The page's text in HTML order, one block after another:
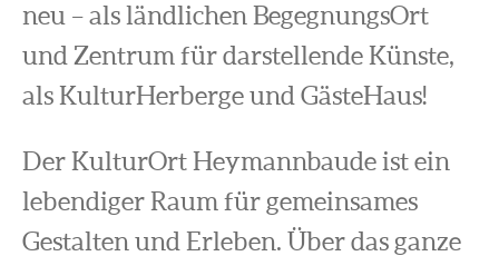
neu – als ländlichen BegegnungsOrt
und Zentrum für darstellende Künste,
als KulturHerberge und GästeHaus!
Der KulturOrt Heymannbaude ist ein
lebendiger Raum für gemeinsames
Gestalten und Erleben. Über das ganze